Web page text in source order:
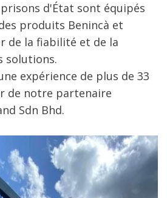
d'État sont équipés
produits Benincà et
de la fiabilité et de la
solutions.
expérience de plus de 33
de notre partenaire
Sdn Bhd.